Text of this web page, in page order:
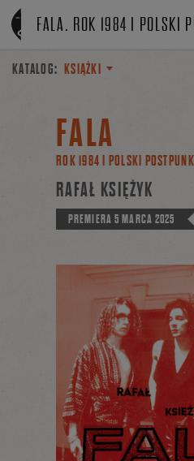
Linki do przejścia
FALA. ROK 1984 I POLSKI
KATALOG: KSIĄŻKI
FALA
ROK 1984 I POLSKI POSTPUNK
RAFAŁ KSIĘŻYK
PREMIERA5 MARCA 2025